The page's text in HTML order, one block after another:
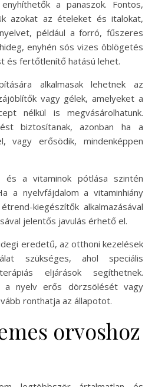
a panaszok. Fontos,
azokat az ételeket és italokat,
például a forró, fűszeres
enyhén sós vizes öblögetés
és fertőtlenítő hatású lehet.
alkalmasak lehetnek az
vagy gélek, amelyeket a
nélkül is megvásárolhatunk.
biztosítanak, azonban ha a
vagy erősödik, mindenképpen
és a vitaminok pótlása szintén
a nyelvfájdalom a vitaminhiány
kiegészítők alkalmazásával
jelentős javulás érhető el.
eredetű, az otthoni kezelések
szükséges, ahol speciális
eljárások segíthetnek.
a nyelv erős dörzsölését vagy
ronthatja az állapotot.
orvoshoz